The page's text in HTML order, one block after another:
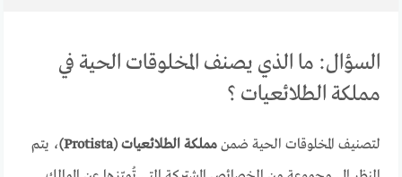
السؤال: ما الذي يصنف المخلوقات الحية في
مملكة الطلائعيات ؟
لتصنيف المخلوقات الحية ضمنمملكة الطلائعيات (Protista)
، يتم